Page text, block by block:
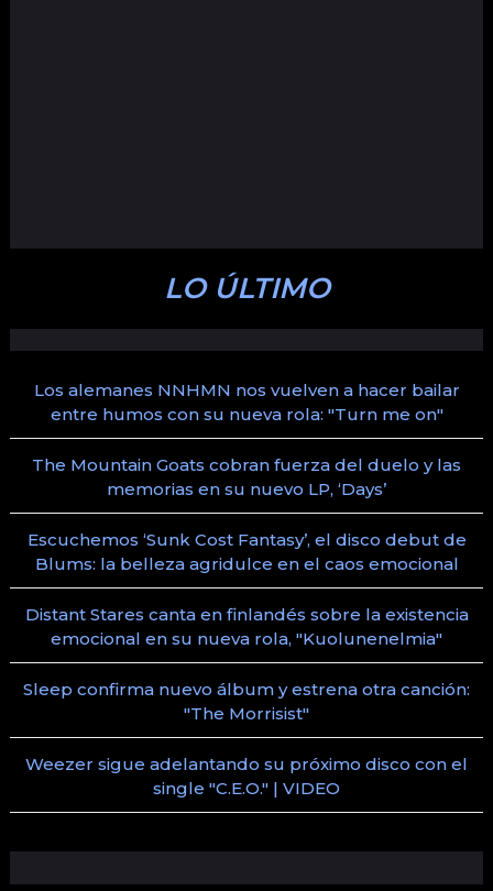
LO ÚLTIMO
Los alemanes NNHMN nos vuelven a hacer bailar
entre humos con su nueva rola: "Turn me on"
The Mountain Goats cobran fuerza del duelo y las
memorias en su nuevo LP, ‘Days’
Escuchemos ‘Sunk Cost Fantasy’, el disco debut de
Blums: la belleza agridulce en el caos emocional
Distant Stares canta en finlandés sobre la existencia
emocional en su nueva rola, "Kuolunenelmia"
Sleep confirma nuevo álbum y estrena otra canción:
"The Morrisist"
Weezer sigue adelantando su próximo disco con el
single "C.E.O." | VIDEO